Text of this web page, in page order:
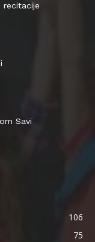
recitacije
Savi
106
75